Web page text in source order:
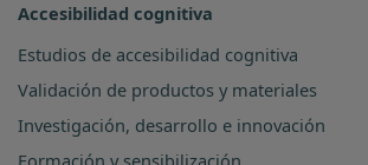
Accesibilidad cognitiva
Estudios de accesibilidad cognitiva
Validación de productos y materiales
Investigación, desarrollo e innovación